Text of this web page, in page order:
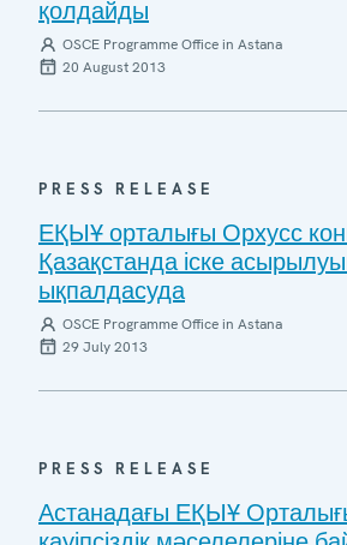
қолдайды
OSCE Programme Office in Astana
20 August 2013
PRESS RELEASE
ЕҚЫҰ орталығы Орхусс
Қазақстанда іске
ықпалдасуда
OSCE Programme Office in Astana
29 July 2013
PRESS RELEASE
Астанадағы ЕҚЫҰ